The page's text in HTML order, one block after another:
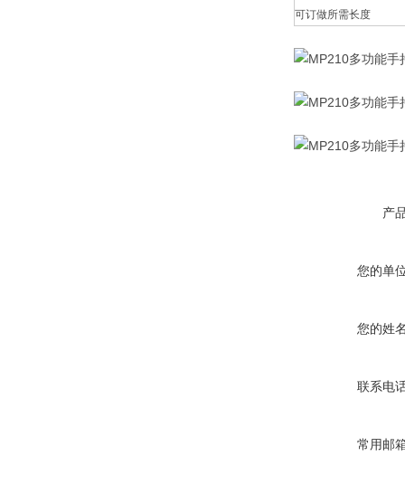
可订做所需长度
产
您的单
您的姓
联系电
常用邮